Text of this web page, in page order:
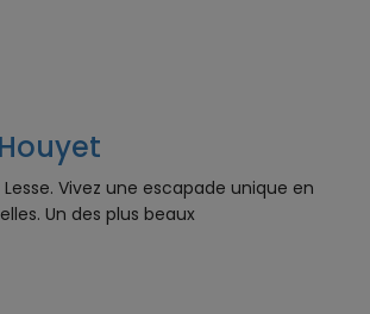
Vivez une escapade unique en
Un des plus beaux